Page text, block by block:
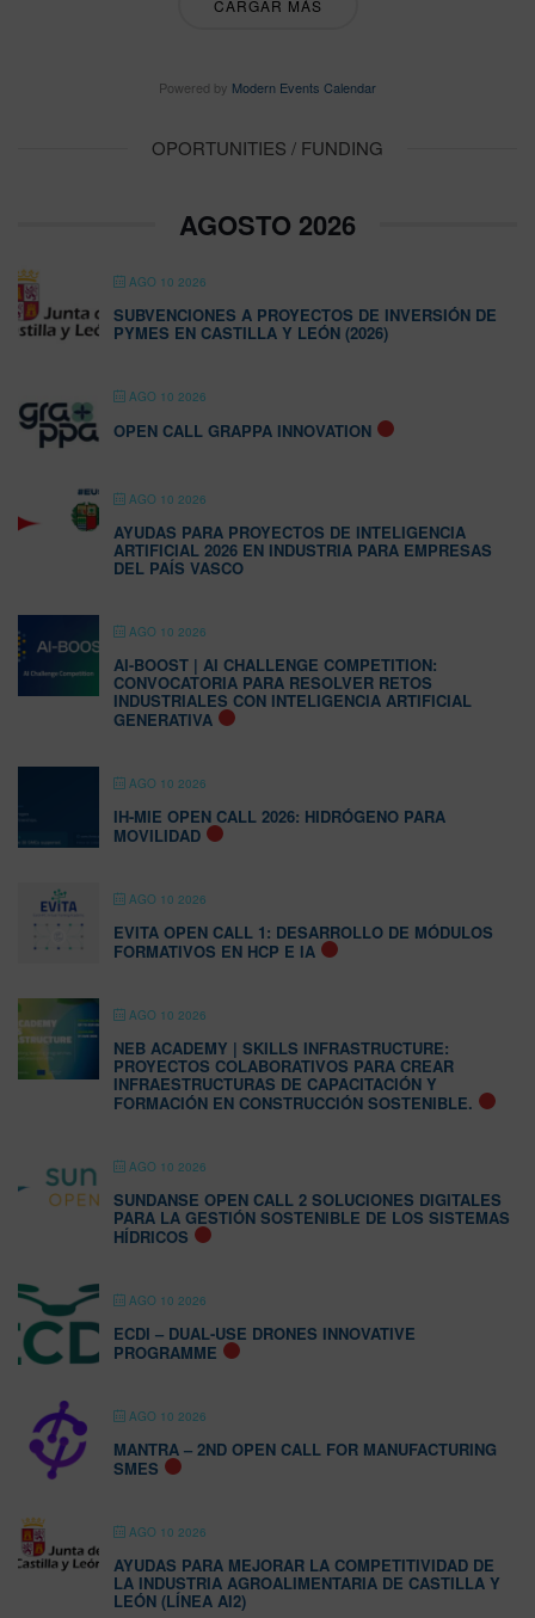
CARGAR MÁS
Powered by Modern Events Calendar
OPORTUNITIES / FUNDING
AGOSTO 2026
AGO 10 2026
SUBVENCIONES A PROYECTOS DE INVERSIÓN DE
PYMES EN CASTILLA Y LEÓN (2026)
AGO 10 2026
OPEN CALL GRAPPA INNOVATION
AGO 10 2026
AYUDAS PARA PROYECTOS DE INTELIGENCIA
ARTIFICIAL 2026 EN INDUSTRIA PARA EMPRESAS
DEL PAÍS VASCO
AGO 10 2026
AI-BOOST | AI CHALLENGE COMPETITION:
CONVOCATORIA PARA RESOLVER RETOS
INDUSTRIALES CON INTELIGENCIA ARTIFICIAL
GENERATIVA
AGO 10 2026
IH-MIE OPEN CALL 2026: HIDRÓGENO PARA
MOVILIDAD
AGO 10 2026
EVITA OPEN CALL 1: DESARROLLO DE MÓDULOS
FORMATIVOS EN HCP E IA
AGO 10 2026
NEB ACADEMY | SKILLS INFRASTRUCTURE:
PROYECTOS COLABORATIVOS PARA CREAR
INFRAESTRUCTURAS DE CAPACITACIÓN Y
FORMACIÓN EN CONSTRUCCIÓN SOSTENIBLE.
AGO 10 2026
SUNDANSE OPEN CALL 2 SOLUCIONES DIGITALES
PARA LA GESTIÓN SOSTENIBLE DE LOS SISTEMAS
HÍDRICOS
AGO 10 2026
ECDI – DUAL-USE DRONES INNOVATIVE
PROGRAMME
AGO 10 2026
MANTRA – 2ND OPEN CALL FOR MANUFACTURING
SMES
AGO 10 2026
AYUDAS PARA MEJORAR LA COMPETITIVIDAD DE
LA INDUSTRIA AGROALIMENTARIA DE CASTILLA Y
LEÓN (LÍNEA AI2)